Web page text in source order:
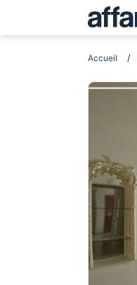
Accueil